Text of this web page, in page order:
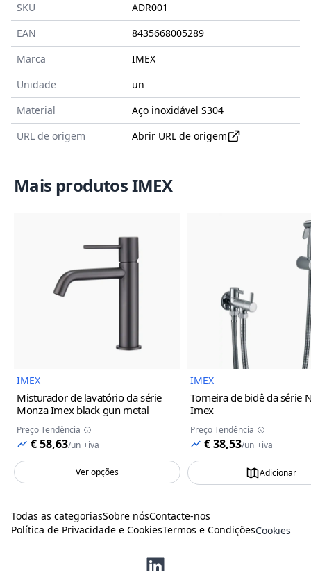
SKU
ADR001
EAN
8435668005289
Marca
IMEX
Unidade
un
Material
Aço inoxidável S304
URL de origem
Abrir URL de origem
Mais produtos IMEX
IMEX
Misturador de lavatório da série
Monza Imex black gun metal
Preço Tendência
€ 58,63/un +iva
Ver opções
IMEX
Torneira de bidê da série
Imex
Preço Tendência
€ 38,53/un +iva
Adicionar
Todas as categoriasSobre nósContacte-nos
Política de Privacidade e CookiesTermos e CondiçõesCookies